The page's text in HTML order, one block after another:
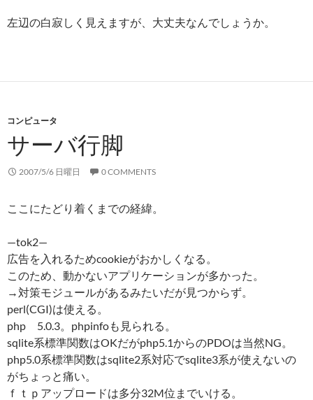
左辺の白寂しく見えますが、大丈夫なんでしょうか。
コンピュータ
サーバ行脚
2007/5/6 日曜日 0 COMMENTS
ここにたどり着くまでの経緯。
—tok2—
広告を入れるためcookieがおかしくなる。
このため、動かないアプリケーションが多かった。
→対策モジュールがあるみたいだが見つからず。
perl(CGI)は使える。
php 5.0.3。phpinfoも見られる。
sqlite系標準関数はOKだがphp5.1からのPDOは当然NG。
php5.0系標準関数はsqlite2系対応でsqlite3系が使えないの
がちょっと痛い。
ｆｔｐアップロードは多分32M位までいける。